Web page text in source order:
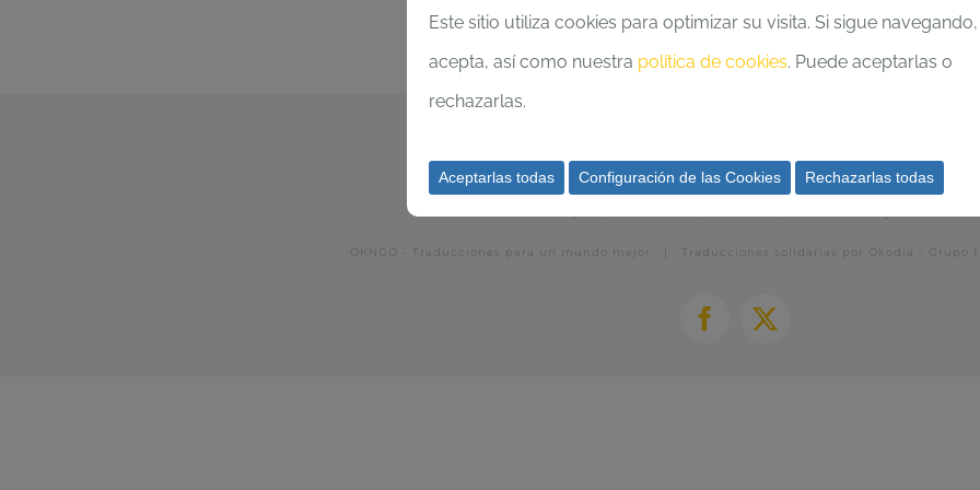
OKNGO - Traducciones para un mundo mejor | Traducciones solidarias por Okodia - Grupo
Facebook
X
Este sitio utiliza cookies para optimizar su visita. Si sigue
acepta, así como nuestra política de cookies. Puede aceptarlas o
rechazarlas.
Aceptarlas todas Configuración de las Cookies Rechazarlas todas